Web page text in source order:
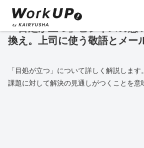
「目処が立つ」ビジネスの意
換え。上司に使う敬語とメー
「目処が立つ」について詳しく解説しま
課題に対して解決の見通しがつくことを意